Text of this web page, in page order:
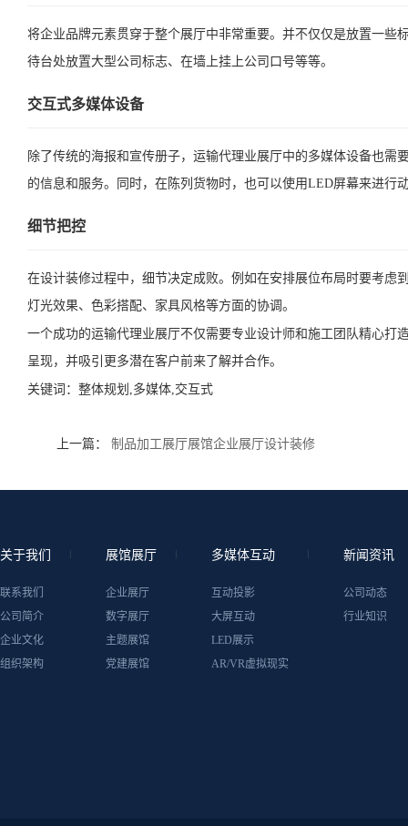
将企业品牌元素贯穿于整个展厅中非常重要。并不仅仅是放置一
待台处放置大型公司标志、在墙上挂上公司口号等等。
交互式多媒体设备
除了传统的海报和宣传册子，运输代理业展厅中的多媒体设备也
的信息和服务。同时，在陈列货物时，也可以使用LED屏幕来进行
细节把控
在设计装修过程中，细节决定成败。例如在安排展位布局时要考
灯光效果、色彩搭配、家具风格等方面的协调。
一个成功的运输代理业展厅不仅需要专业设计师和施工团队精心
呈现，并吸引更多潜在客户前来了解并合作。
关键词： 整体规划,多媒体,交互式
上一篇： 制品加工展厅展馆企业展厅设计装修
关于我们
联系我们
公司简介
企业文化
组织架构
展馆展厅
企业展厅
数字展厅
主题展馆
党建展馆
多媒体互动
互动投影
大屏互动
LED展示
AR/VR虚拟现实
新闻资讯
公司动态
行业知识